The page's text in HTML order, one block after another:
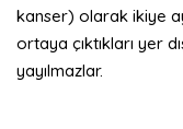
kanser) olarak ikiye
ortaya çıktıkları yer
yayılmazlar.